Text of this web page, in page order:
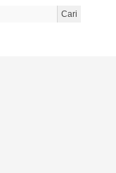
Cari